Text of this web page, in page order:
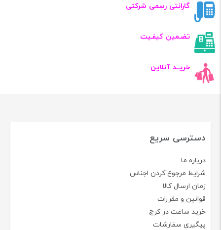
گارانتی رسمی شرکتی
تضـمین کیفـیت
خریــد آنلاین
دسترسی سریع
درباره ما
شرایط مرجوع کردن اجناس
زمان ارسال کالا
قوانین و مقررات
خرید ساعت در کرج
پیگیری سفارشات